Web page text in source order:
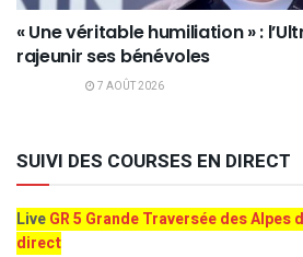
« Une véritable humiliation » :
rajeunir ses bénévoles
7 AOÛT 2026
SUIVI DES COURSES EN DIRECT
LiveGR 5 Grande Traversée des Alpes
direct